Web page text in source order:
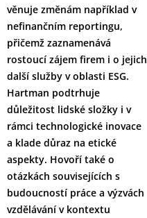
věnuje změnám například v
nefinančním reportingu,
přičemž zaznamenává
rostoucí zájem firem i o jejich
další služby v oblasti ESG.
Hartman podtrhuje
důležitost lidské složky i v
rámci technologické inovace
a klade důraz na etické
aspekty. Hovoří také o
otázkách souvisejících s
budoucností práce a výzvách
vzdělávání v kontextu